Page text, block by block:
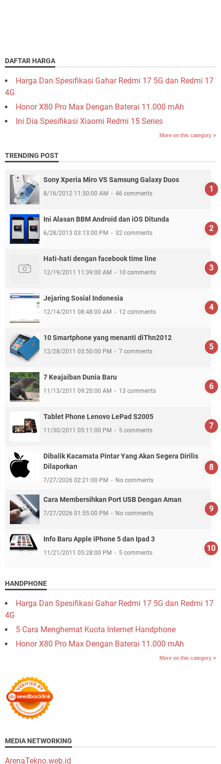
DAFTAR HARGA
Harga Dan Spesifikasi Gahar Redmi 17 5G dan Redmi 17
4G
Honor X80 Pro Max Dengan Baterai 11.000 mAh
Ini Dia Spesifikasi Xiaomi Redmi 15 Series
More on this category »
TRENDING POST
Sony Xperia Miro VS Samsung Galaxy Duos
8/16/2012 11:30:00 AM 46 comments
Ini Alasan BBM Android dan iOS Ditunda
6/28/2013 03:13:00 PM 32 comments
Hati-hati dengan facebook time line
12/19/2011 11:39:00 AM 10 comments
Jejaring Sosial Indonesia
12/14/2011 08:48:00 AM 12 comments
10 Smartphone yang menanti diThn2012
12/28/2011 03:50:00 PM 7 comments
7 Keajaiban Dunia Baru
11/13/2011 09:20:00 AM 13 comments
Tablet Phone Lenovo LePad S2005
11/30/2011 05:11:00 PM 5 comments
Dibalik Kacamata Pintar Yang Akan Segera Dirilis
Dilaporkan
7/27/2026 02:21:00 PM No comments
Cara Membersihkan Port USB Dengan Aman
7/27/2026 01:55:00 PM No comments
Info Baru Apple iPhone 5 dan Ipad 3
11/21/2011 05:28:00 PM 5 comments
HANDPHONE
Harga Dan Spesifikasi Gahar Redmi 17 5G dan Redmi 17
4G
5 Cara Menghemat Kuota Internet Handphone
Honor X80 Pro Max Dengan Baterai 11.000 mAh
More on this category »
MEDIA NETWORKING
ArenaTekno.web.id